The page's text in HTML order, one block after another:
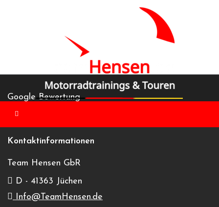
« Alle Veranstaltungen
Diese Veranstaltung hat bereits stattgefunden.
Google Bewertung
Kontaktinformationen
Team Hensen GbR
D - 41363 Jüchen
Info@TeamHensen.de